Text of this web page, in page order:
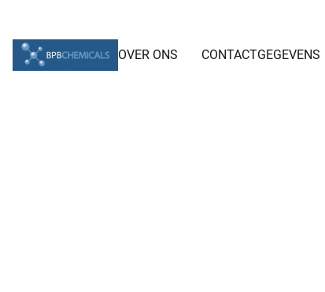
OVER ONS CONTACTGEGEVENS